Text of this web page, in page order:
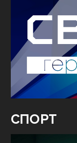
СПОРТ